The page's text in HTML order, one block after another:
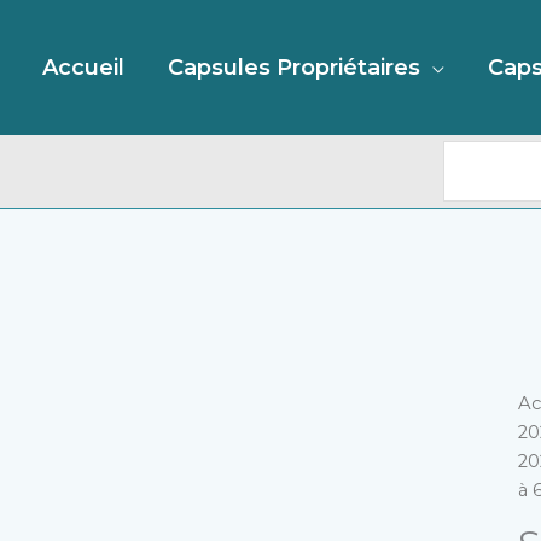
Accueil Capsules Propriétaires
à